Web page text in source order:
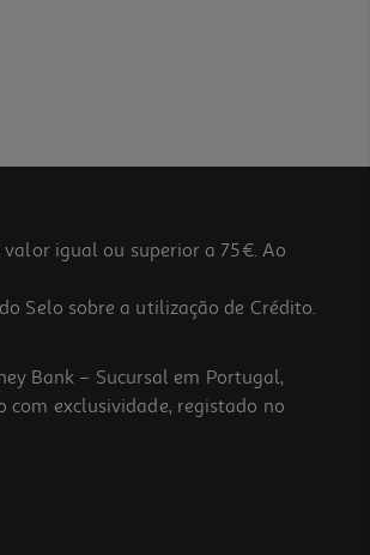
igual ou superior a 75€. Ao
Selo sobre a utilização de Crédito.
Bank – Sucursal em Portugal,
com exclusividade, registado no